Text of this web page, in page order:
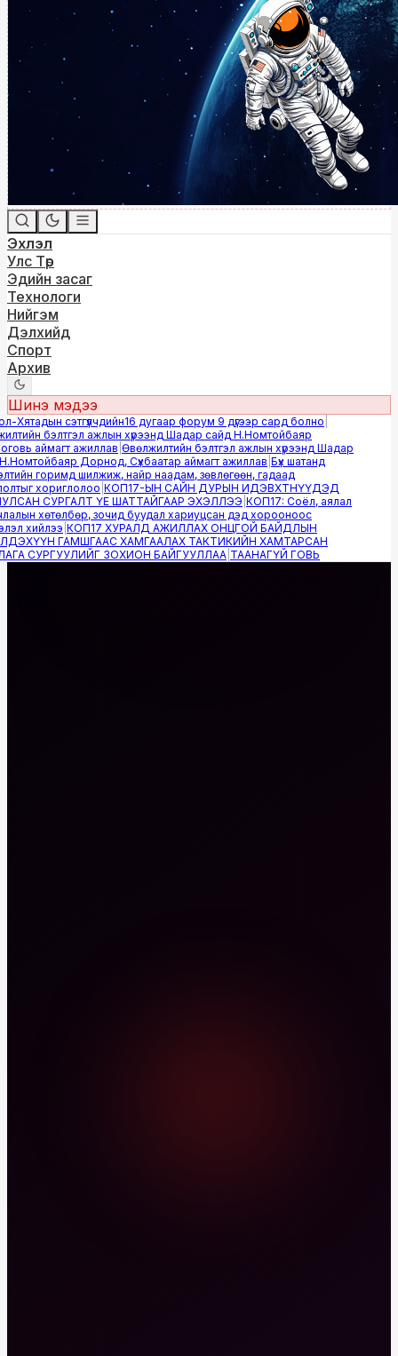
Эхлэл
Улс Төр
Эдийн засаг
Технологи
Нийгэм
Дэлхийд
Спорт
Архив
Шинэ мэдээ
сэтгүүлчдийн16 дугаар форум 9 дүгээр сард болно|
бэлтгэл ажлын хүрээнд Шадар сайд Н.Номтойбаяр
аймагт ажиллав|Өвөлжилтийн бэлтгэл ажлын хүрээнд Шадар
Дорнод, Сүхбаатар аймагт ажиллав|Бүх шатанд
горимд шилжиж, найр наадам, зөвлөгөөн, гадаад
хориглолоо|КОП17-ЫН САЙН ДУРЫН ИДЭВХТНҮҮДЭД
СУРГАЛТ ҮЕ ШАТТАЙГААР ЭХЭЛЛЭЭ|КОП17: Соёл, аялал
хөтөлбөр, зочид буудал хариуцсан дэд хорооноос
хийлээ|КОП17 ХУРАЛД АЖИЛЛАХ ОНЦГОЙ БАЙДЛЫН
ГАМШГААС ХАМГААЛАХ ТАКТИКИЙН ХАМТАРСАН
СУРГУУЛИЙГ ЗОХИОН БАЙГУУЛЛАА|ТААНАГҮЙ ГОВЬ